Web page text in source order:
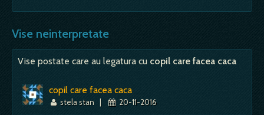
Vise neinterpretate
Vise postate care au legatura cu copil care facea caca
copil care facea caca
stela stan | 20-11-2016